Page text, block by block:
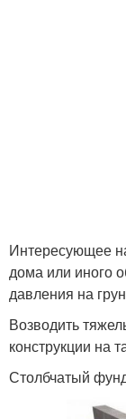
Интересующее
дома или иного
давления на
Возводить
конструкции на
Столбчатый